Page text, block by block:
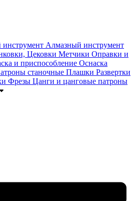
Алмазный инструмент
Цековки Метчики Оправки и
и приспособление Оснаска
станочные Плашки Развертки
Фрезы Цанги и цанговые патроны